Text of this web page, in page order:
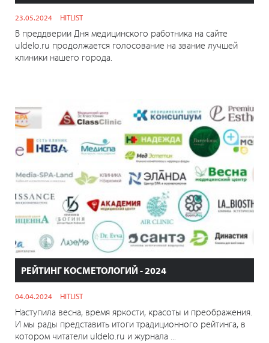
23.05.2024 HITLIST
В преддверии Дня медицинского работника на сайте
uldelo.ru продолжается голосование на звание лучшей
клиники нашего города.
РЕЙТИНГ КОСМЕТОЛОГИЙ - 2024
04.04.2024 HITLIST
Наступила весна, время яркости, красоты и преображения.
И мы рады представить итоги традиционного рейтинга, в
котором читатели uldelo.ru и журнала ...